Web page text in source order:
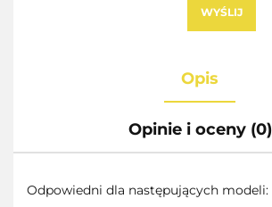
WYŚLIJ
Opis
Opinie i oceny (0)
Odpowiedni dla następujących modeli: